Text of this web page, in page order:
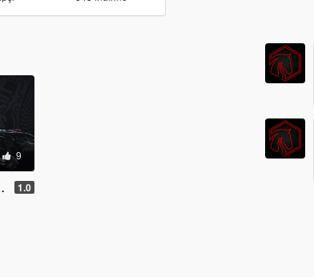
9
1.0